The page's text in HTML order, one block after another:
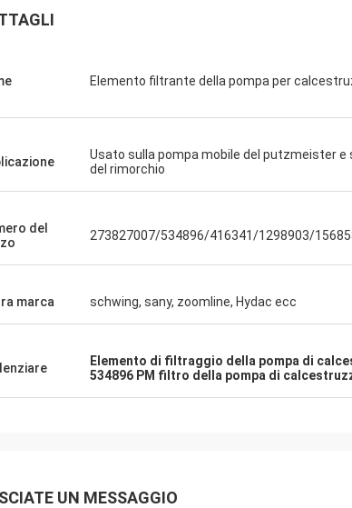
Elemento filtrante della pompa per
Usato sulla pompa mobile del putzmeister e
del rimorchio
del
273827007/534896/416341/1298903/
marca schwing, sany, zoomline, Hydac ecc
Elemento di filtraggio della pompa di
534896 PM filtro della pompa di
UN MESSAGGIO